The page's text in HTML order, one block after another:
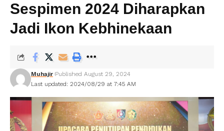
Sespimen 2024 Diharapkan
Jadi Ikon Kebhinekaan
Last updated: 2024/08/29 at 7:45 AM
Muhajir Published August 29, 2024